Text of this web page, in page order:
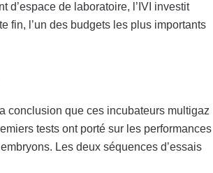
d’espace de laboratoire, l’IVI investit
fin, l’un des budgets les plus importants
conclusion que ces incubateurs multigaz
tests ont porté sur les performances
Les deux séquences d’essais